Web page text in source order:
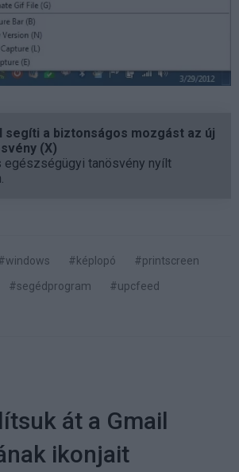
segíti a biztonságos mozgást az új
(X)
egészségügyi tanösvény nyílt
#képlopó
#printscreen
#segédprogram
#upcfeed
át a Gmail
ikonjait